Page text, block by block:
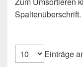
Spaltenüberschrift.
Einträge